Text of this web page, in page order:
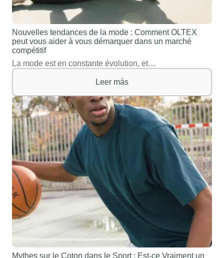
Nouvelles tendances de la mode : Comment OLTEX
peut vous aider à vous démarquer dans un marché
compétitif
La mode est en constante évolution, et…
Leer más
Mythes sur le Coton dans le Sport : Est-ce Vraiment un